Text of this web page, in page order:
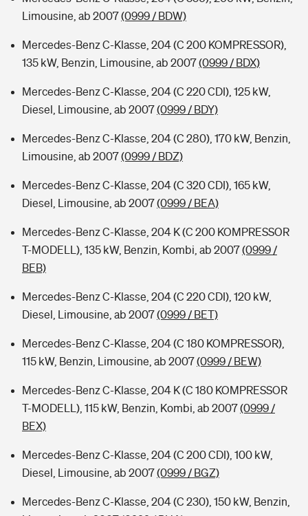
Limousine, ab 2007(0999 / BDW)
Mercedes-Benz C-Klasse, 204 (C 200 KOMPRESSOR),
135 kW, Benzin, Limousine, ab 2007(0999 / BDX)
Mercedes-Benz C-Klasse, 204 (C 220 CDI), 125 kW,
Diesel, Limousine, ab 2007(0999 / BDY)
Mercedes-Benz C-Klasse, 204 (C 280), 170 kW, Benzin,
Limousine, ab 2007(0999 / BDZ)
Mercedes-Benz C-Klasse, 204 (C 320 CDI), 165 kW,
Diesel, Limousine, ab 2007(0999 / BEA)
Mercedes-Benz C-Klasse, 204 K (C 200 KOMPRESSOR
T-MODELL), 135 kW, Benzin, Kombi, ab 2007(0999 /
BEB)
Mercedes-Benz C-Klasse, 204 (C 220 CDI), 120 kW,
Diesel, Limousine, ab 2007(0999 / BET)
Mercedes-Benz C-Klasse, 204 (C 180 KOMPRESSOR),
115 kW, Benzin, Limousine, ab 2007(0999 / BEW)
Mercedes-Benz C-Klasse, 204 K (C 180 KOMPRESSOR
T-MODELL), 115 kW, Benzin, Kombi, ab 2007(0999 /
BEX)
Mercedes-Benz C-Klasse, 204 (C 200 CDI), 100 kW,
Diesel, Limousine, ab 2007(0999 / BGZ)
Mercedes-Benz C-Klasse, 204 (C 230), 150 kW, Benzin,